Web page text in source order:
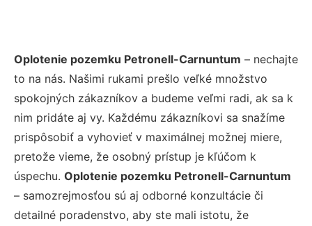
Oplotenie pozemku Petronell-Carnuntum – nechajte
to na nás. Našimi rukami prešlo veľké množstvo
spokojných zákazníkov a budeme veľmi radi, ak sa k
nim pridáte aj vy. Každému zákazníkovi sa snažíme
prispôsobiť a vyhovieť v maximálnej možnej miere,
pretože vieme, že osobný prístup je kľúčom k
úspechu. Oplotenie pozemku Petronell-Carnuntum
– samozrejmosťou sú aj odborné konzultácie či
detailné poradenstvo, aby ste mali istotu, že